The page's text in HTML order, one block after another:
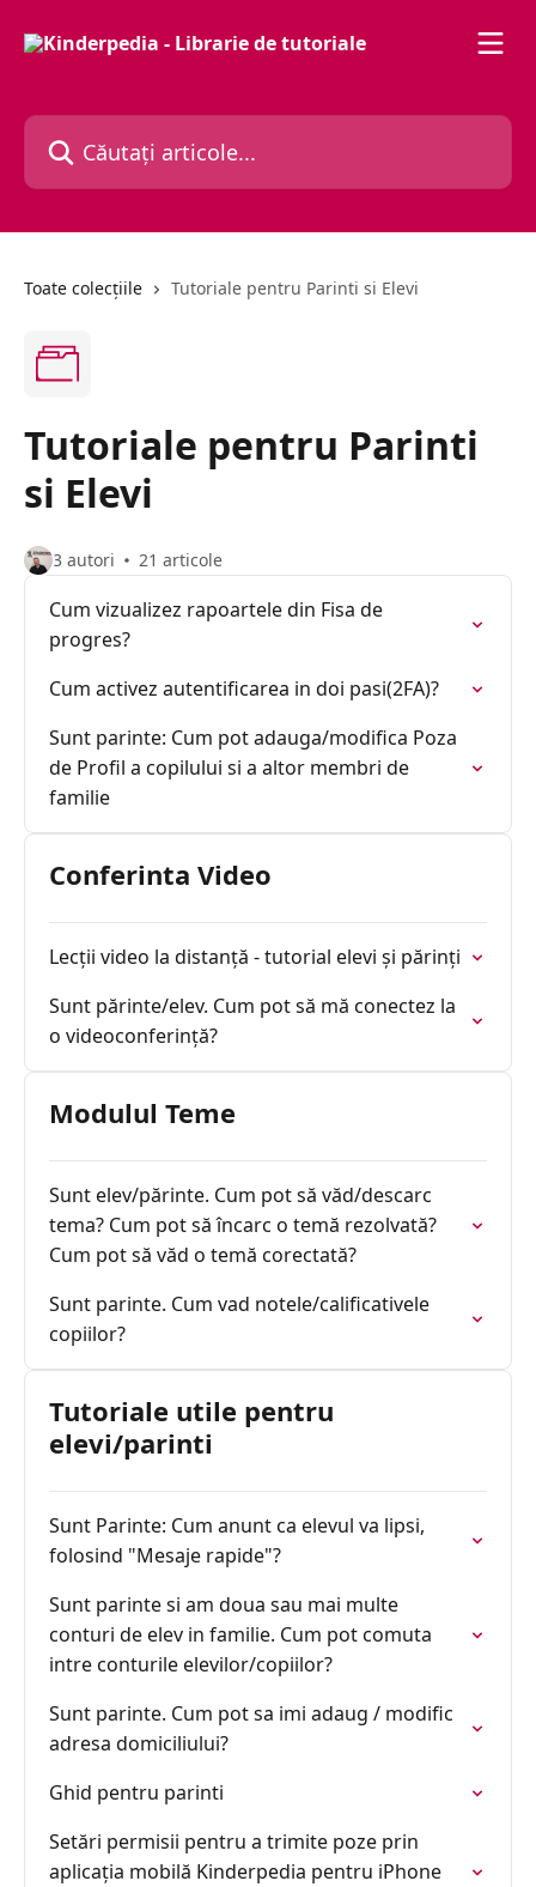
Căutați articole...
Toate colecțiile Tutoriale pentru Parinti si Elevi
Tutoriale pentru Parinti
si Elevi
3 autori 21 articole
Cum vizualizez rapoartele din Fisa de
progres?
Cum activez autentificarea in doi pasi(2FA)?
Sunt parinte: Cum pot adauga/modifica Poza
de Profil a copilului si a altor membri de
familie
Conferinta Video
Lecții video la distanță - tutorial elevi și părinți
Sunt părinte/elev. Cum pot să mă conectez la
o videoconferință?
Modulul Teme
Sunt elev/părinte. Cum pot să văd/descarc
tema? Cum pot să încarc o temă rezolvată?
Cum pot să văd o temă corectată?
Sunt parinte. Cum vad notele/calificativele
copiilor?
Tutoriale utile pentru
elevi/parinti
Sunt Parinte: Cum anunt ca elevul va lipsi,
folosind "Mesaje rapide"?
Sunt parinte si am doua sau mai multe
conturi de elev in familie. Cum pot comuta
intre conturile elevilor/copiilor?
Sunt parinte. Cum pot sa imi adaug / modific
adresa domiciliului?
Ghid pentru parinti
Setări permisii pentru a trimite poze prin
aplicația mobilă Kinderpedia pentru iPhone